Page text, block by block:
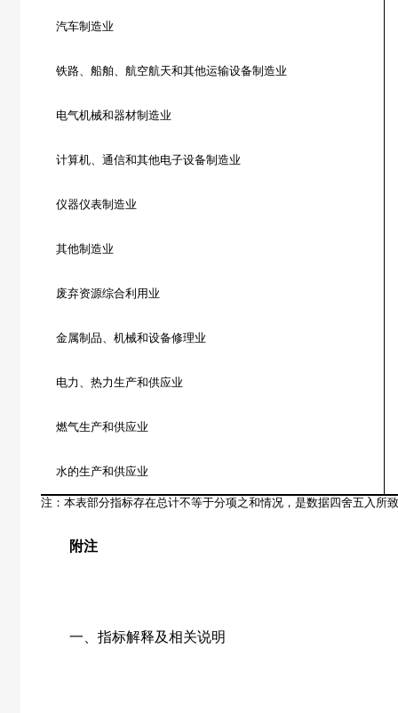
汽车制造业
铁路、船舶、航空航天和其他运输设备制造业
电气机械和器材制造业
计算机、通信和其他电子设备制造业
仪器仪表制造业
其他制造业
废弃资源综合利用业
金属制品、机械和设备修理业
电力、热力生产和供应业
燃气生产和供应业
水的生产和供应业
注：本表部分指标存在总计不等于分项之和情况，是数据四舍五入所
附注
一、指标解释及相关说明